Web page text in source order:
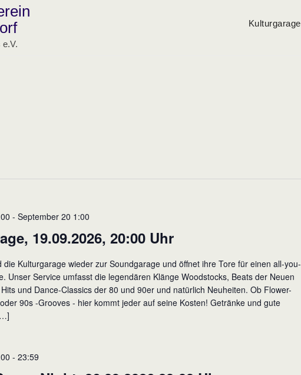
e.V.
Kulturgarage
19.09.2026, 20:00 Uhr
- September 20 1:00
die Kulturgarage wieder zur Soundgarage und öffnet ihre Tore für einen all-you-
Unser Service umfasst die legendären Klänge Woodstocks, Beats der Neuen
und Dance-Classics der 80 und 90er und natürlich Neuheiten. Ob Flower-
90s -Grooves - hier kommt jeder auf seine Kosten! Getränke und gute
- 23:59